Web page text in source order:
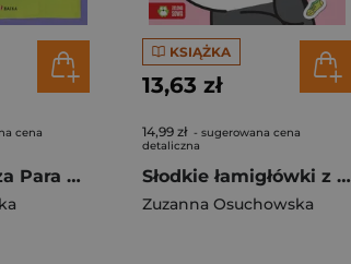
cena
Najpiękniejsza Para Roku
KSIĄŻKA
13,63 zł
14,99 zł - sugerowana cena
detaliczna
Słodkie łamigłówki z pandką. Słodkie łamigłówki
Zuzanna Osuchowska